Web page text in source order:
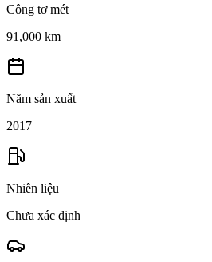
Công tơ mét
91,000 km
Năm sản xuất
2017
Nhiên liệu
Chưa xác định